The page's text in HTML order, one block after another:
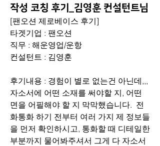
작성 코칭 후기_김영훈 컨설턴트님
[팬오션 제로베이스 후기]
타겟기업 : 팬오션
직무 : 해운영업/운항
컨설턴트 : 김영훈
후기내용 : 경험이 별로 없는건 아닌데,,,
자소서에 어떤 소재를 써야할 지, 어떤
면을 어필해야 할 지 막막했습니다.  전
화통화 하기 전부터 여러 가지 제 정보들
을 먼저 확인하시고, 통화할 때 디테일한
부분까지 물어봐주셔서 그게 다 자소서